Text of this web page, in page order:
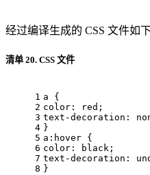
经过编译生成的 CSS 文件如下
清单 20. CSS 文件
1
2
3
4
5
6
7
8
a {
color : red;
text-decoration :
}
a :hover {
color : black;
text-decoration :
}